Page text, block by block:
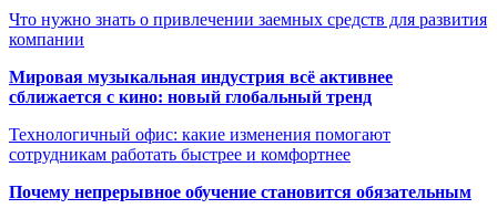
Что нужно знать о привлечении заемных средств для развития
компании
Мировая музыкальная индустрия всё активнее
сближается с кино: новый глобальный тренд
Технологичный офис: какие изменения помогают
сотрудникам работать быстрее и комфортнее
Почему непрерывное обучение становится обязательным